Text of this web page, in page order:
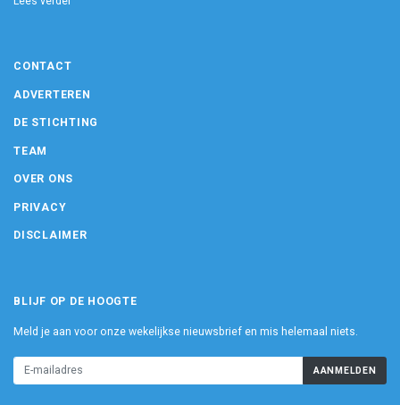
CONTACT
ADVERTEREN
DE STICHTING
TEAM
OVER ONS
PRIVACY
DISCLAIMER
BLIJF OP DE HOOGTE
Meld je aan voor onze wekelijkse nieuwsbrief en mis helemaal niets.
AANMELDEN